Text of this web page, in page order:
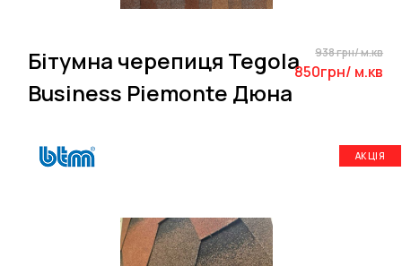
Бітумна черепиця Tegola
Business Piemonte Дюна
938 грн/ м.кв
850грн/ м.кв
АКЦІЯ